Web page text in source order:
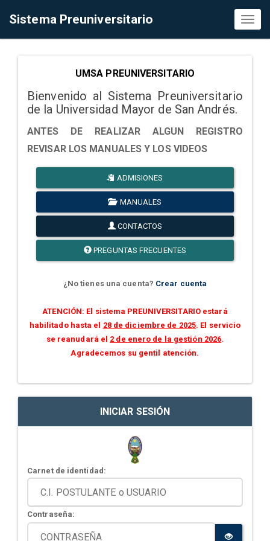
Sistema Preuniversitario
UMSA PREUNIVERSITARIO
Bienvenido al Sistema Preuniversitario
de la Universidad Mayor de San Andrés.
ANTES DE REALIZAR ALGUN REGISTRO
REVISAR LOS MANUALES Y LOS VIDEOS
ADMISIONES
MANUALES
CONTACTOS
PREGUNTAS FRECUENTES
¿No tienes una cuenta? Crear cuenta
ATENCIÓN: El sistema PREUNIVERSITARIO estará
habilitado hasta el 28 de diciembre de 2025. El servicio
se reanudará el 2 de enero de la gestión 2026.
Agradecemos su gentil atención.
INICIAR SESIÓN
Carnet de identidad:
Contraseña: